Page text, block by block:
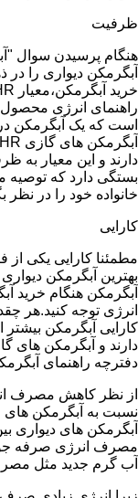
ظرفیت
هنگام پرسیدن سوال
آبگرمکن دیواری را در
راهنمای انرژی
است که یک آبگرمکن
دارند و این معیار به
خانواده خود را در نظر
کارایی
مطمئنا کارایی یکی از
بهترین آبگرمکن
انرژی توجه کنید.هر
دفترچه راهنمای
از نظر کاهش مصرف
نسبت به آبگرمکن
مصرف انرژی صرفه
آب گرم جدید مثل